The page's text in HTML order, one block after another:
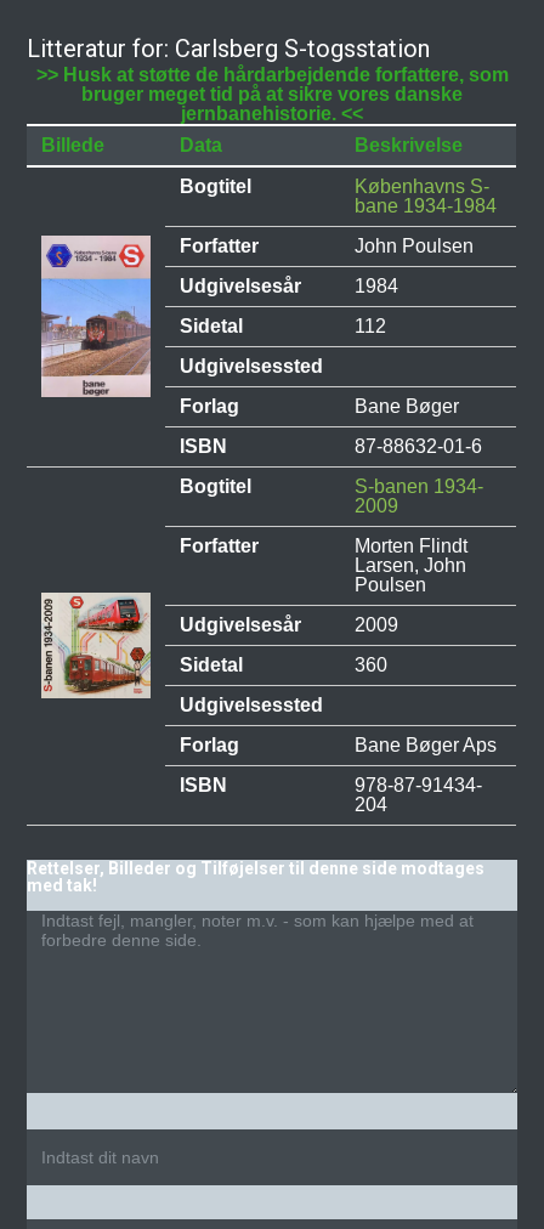
Litteratur for: Carlsberg S-togsstation
>> Husk at støtte de hårdarbejdende forfattere, som
bruger meget tid på at sikre vores danske
jernbanehistorie. <<
Billede
Data
Beskrivelse
Bogtitel
Københavns S-
bane 1934-1984
Forfatter
John Poulsen
Udgivelsesår
1984
Sidetal
112
Udgivelsessted
Forlag
Bane Bøger
ISBN
87-88632-01-6
Bogtitel
S-banen 1934-
2009
Forfatter
Morten Flindt
Larsen, John
Poulsen
Udgivelsesår
2009
Sidetal
360
Udgivelsessted
Forlag
Bane Bøger Aps
ISBN
978-87-91434-
204
Rettelser, Billeder og Tilføjelser til denne side modtages
med tak!